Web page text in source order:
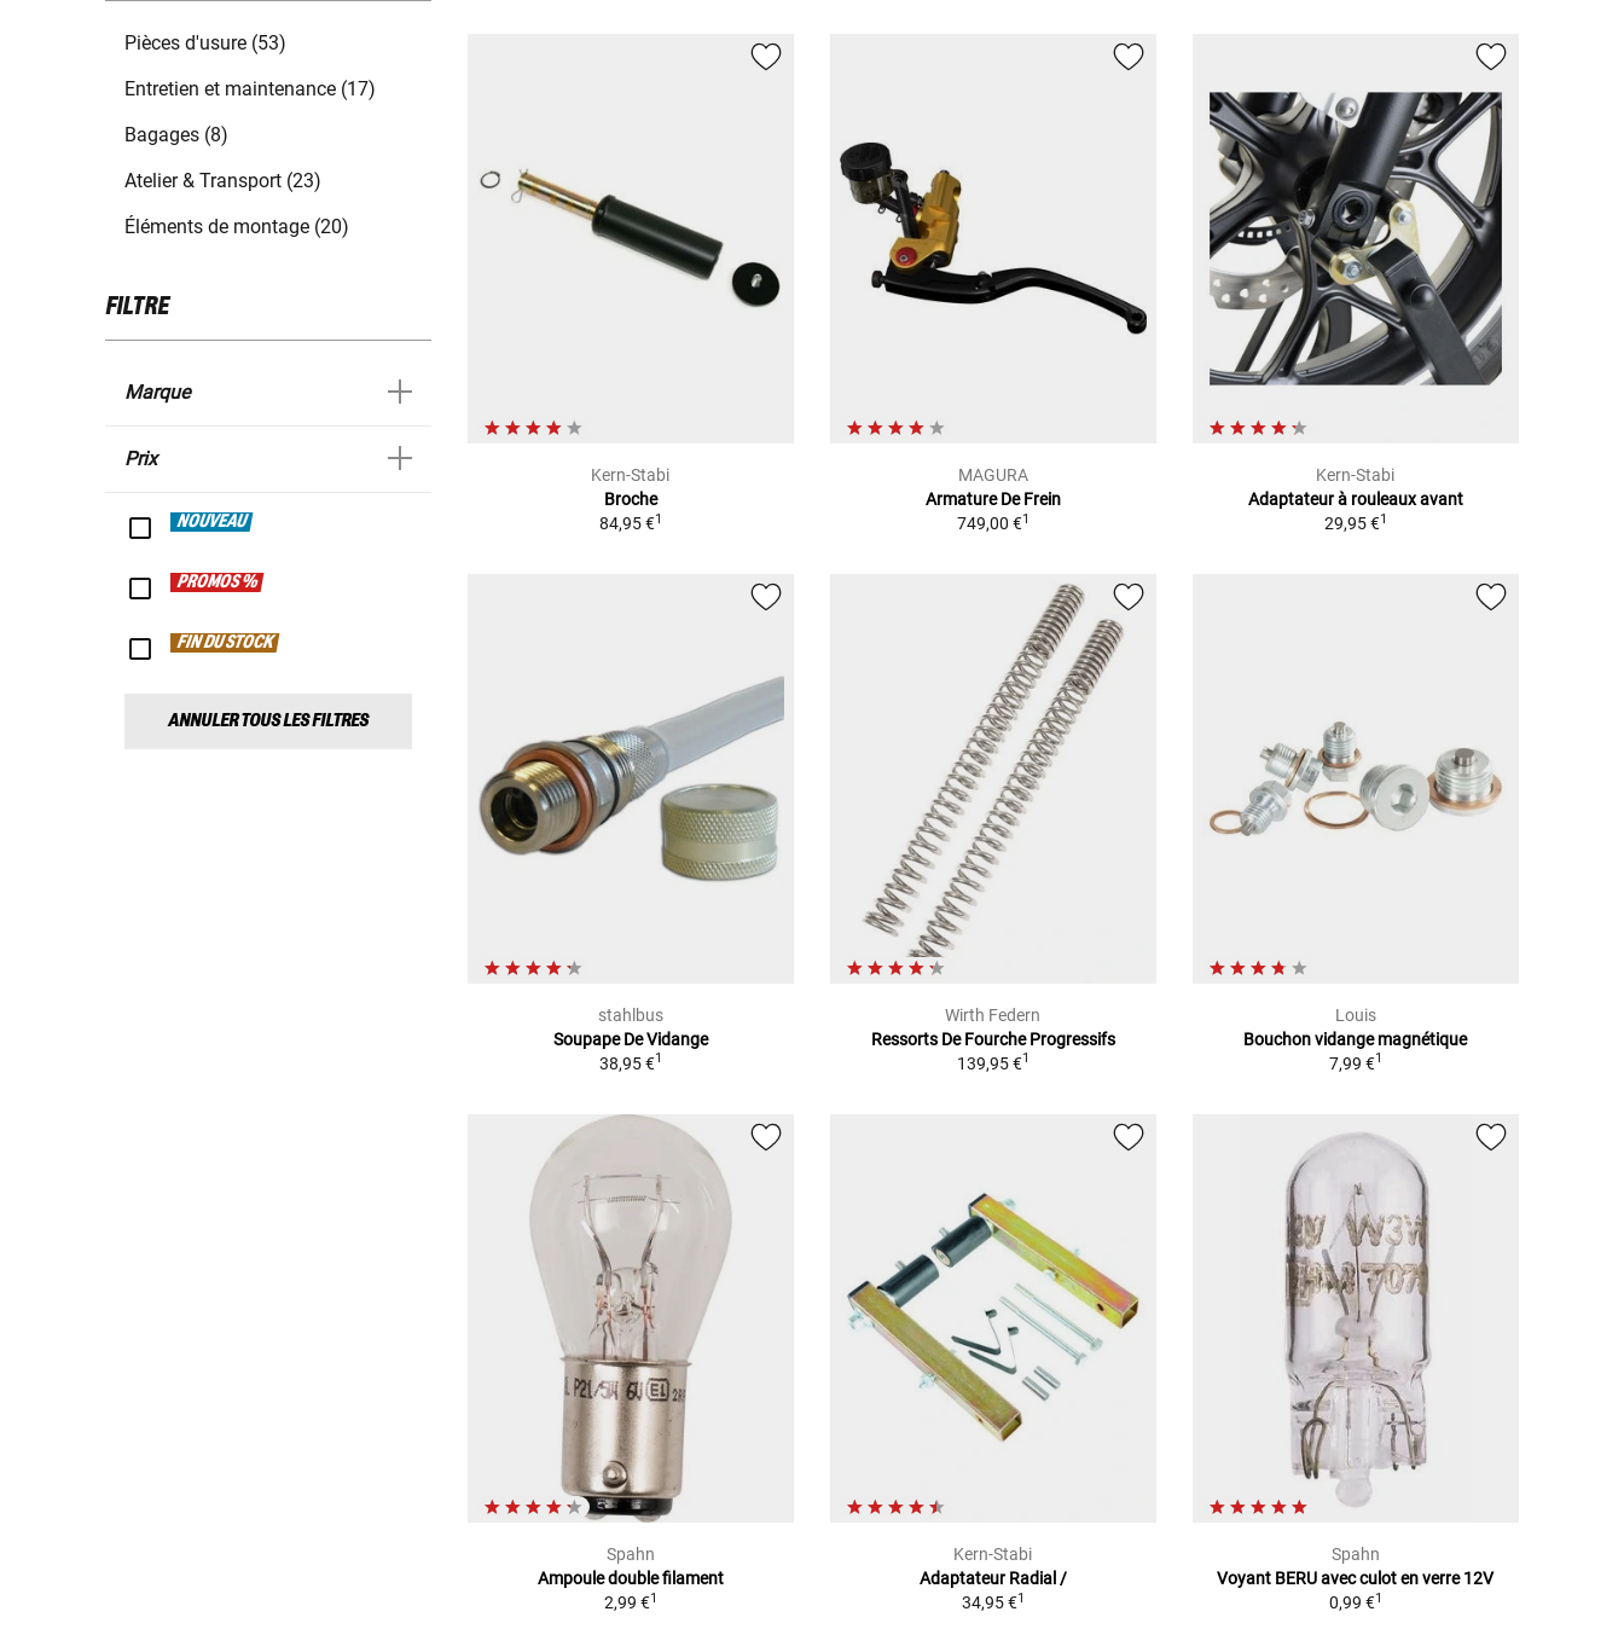
Pièces d'usure (53)
Entretien et maintenance (17)
Bagages (8)
Atelier & Transport (23)
Éléments de montage (20)
FILTRE
Marque
Prix
NOUVEAU
PROMOS %
FIN DU STOCK
ANNULER TOUS LES FILTRES
Kern-Stabi
Broche
84,95 €1
MAGURA
Armature De Frein
749,00 €1
Kern-Stabi
Adaptateur à rouleaux avant
29,95 €1
stahlbus
Soupape De Vidange
38,95 €1
Wirth Federn
Ressorts De Fourche Progressifs
139,95 €1
Louis
Bouchon vidange magnétique
7,99 €1
Spahn
Ampoule double filament
2,99 €1
Kern-Stabi
Adaptateur Radial /
34,95 €1
Spahn
Voyant BERU avec culot en verre 12V
0,99 €1